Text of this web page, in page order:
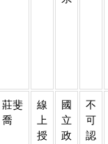
莊斐
喬
線
上
授
國
立
政
不
可
認